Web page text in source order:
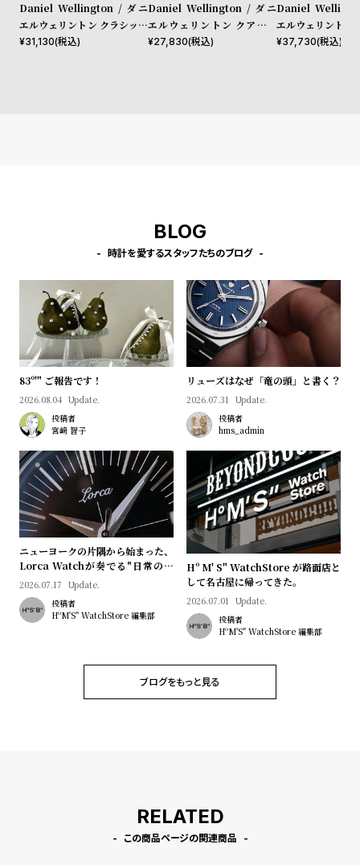
シ
ョ
返
品
ス
よ
く
あ
る
質
問
お
問
い
合
わ
せ
Daniel Wellington / ダニ
エルウェリントン クラシック
ペティット メルローズ ロー
¥31,130(税込)
Daniel Wellington / ダニ
エルウェリントン クアドロ
シェフィールド ローズゴール
¥27,830(税込)
Daniel
エルウェリントン
40mm Apple
¥37,730(税込)
BLOG
時計を愛するスタッフたちのブログ
83º'" ご報告です！
2026.08.04 Update.
投稿者
宮﨑 智子
リューズはなぜ「竜の頭」と書く？
2026.07.31 Update.
投稿者
hms_admin
ニューヨークの片隅から始まった、
Lorca Watchが奏でる"日常のロ
マン"｜Brand Picks #08
2026.07.17 Update.
投稿者
HºM'S" WatchStore 編集部
Hº M' S" WatchStore が路面店と
して名古屋に帰ってきた。
2026.07.01 Update.
投稿者
HºM'S" WatchStore 編集部
ブログをもっと見る
RELATED
この商品ページの関連商品